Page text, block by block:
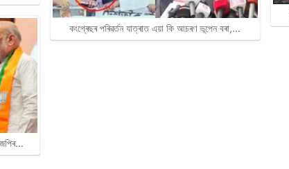
কংগ্ৰেছৰ পৰিৱৰ্তন যাত্ৰাত এয়া কি আচৰণ ভূপেন বৰা,…